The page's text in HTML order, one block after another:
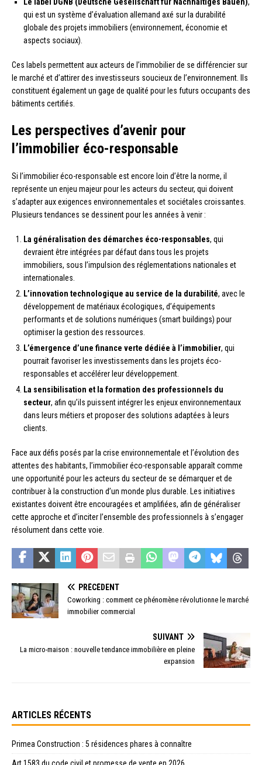
Le label DGNB (Deutsche Gesellschaft für Nachhaltiges Bauen),
qui est un système d’évaluation allemand axé sur la durabilité
globale des projets immobiliers (environnement, économie et
aspects sociaux).
Ces labels permettent aux acteurs de l’immobilier de se différencier sur
le marché et d’attirer des investisseurs soucieux de l’environnement. Ils
constituent également un gage de qualité pour les futurs occupants des
bâtiments certifiés.
Les perspectives d’avenir pour
l’immobilier éco-responsable
Si l’immobilier éco-responsable est encore loin d’être la norme, il
représente un enjeu majeur pour les acteurs du secteur, qui doivent
s’adapter aux exigences environnementales et sociétales croissantes.
Plusieurs tendances se dessinent pour les années à venir :
La généralisation des démarches éco-responsables, qui
devraient être intégrées par défaut dans tous les projets
immobiliers, sous l’impulsion des réglementations nationales et
internationales.
L’innovation technologique au service de la durabilité, avec le
développement de matériaux écologiques, d’équipements
performants et de solutions numériques (smart buildings) pour
optimiser la gestion des ressources.
L’émergence d’une finance verte dédiée à l’immobilier, qui
pourrait favoriser les investissements dans les projets éco-
responsables et accélérer leur développement.
La sensibilisation et la formation des professionnels du
secteur, afin qu’ils puissent intégrer les enjeux environnementaux
dans leurs métiers et proposer des solutions adaptées à leurs
clients.
Face aux défis posés par la crise environnementale et l’évolution des
attentes des habitants, l’immobilier éco-responsable apparaît comme
une opportunité pour les acteurs du secteur de se démarquer et de
contribuer à la construction d’un monde plus durable. Les initiatives
existantes doivent être encouragées et amplifiées, afin de généraliser
cette approche et d’inciter l’ensemble des professionnels à s’engager
résolument dans cette voie.
PRÉCÉDENT
Coworking : comment ce phénomène révolutionne le marché
immobilier commercial
SUIVANT
La micro-maison : nouvelle tendance immobilière en pleine
expansion
ARTICLES RÉCENTS
Primea Construction : 5 résidences phares à connaître